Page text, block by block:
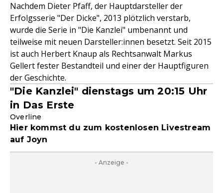
Nachdem Dieter Pfaff, der Hauptdarsteller der
Erfolgsserie "Der Dicke", 2013 plötzlich verstarb,
wurde die Serie in "Die Kanzlei" umbenannt und
teilweise mit neuen Darsteller:innen besetzt. Seit 2015
ist auch Herbert Knaup als Rechtsanwalt Markus
Gellert fester Bestandteil und einer der Hauptfiguren
der Geschichte.
"Die Kanzlei" dienstags um 20:15 Uhr
in Das Erste
Overline
Hier kommst du zum kostenlosen Livestream
auf Joyn
- Anzeige -